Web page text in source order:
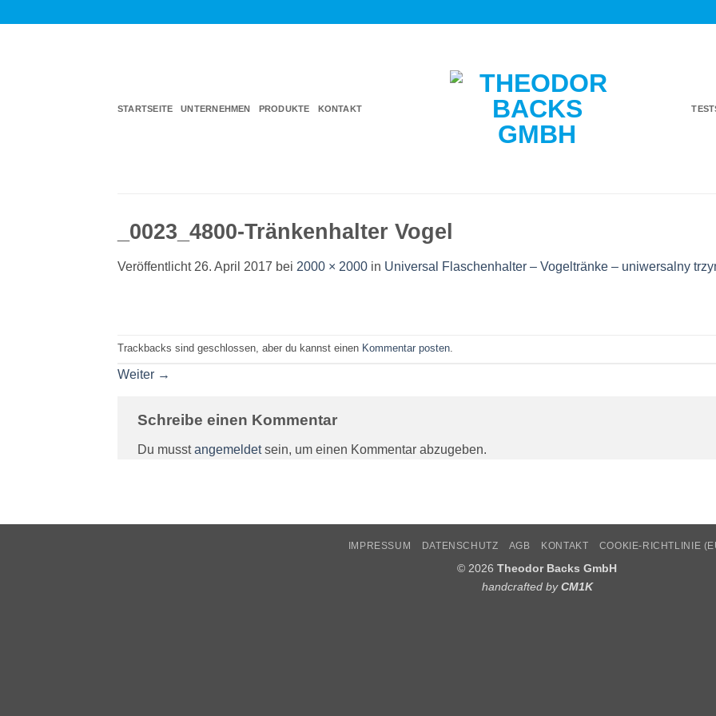
STARTSEITE UNTERNEHMEN PRODUKTE KONTAKT
_0023_4800-Tränkenhalter Vogel
Veröffentlicht 26. April 2017 bei 2000 × 2000 in Universal Flaschenhalter – Vogeltränke – uniwersalny
Trackbacks sind geschlossen, aber du kannst einen Kommentar posten
Weiter →
Schreibe einen Kommentar
Du musstangemeldetsein, um einen Kommentar abzugeben.
IMPRESSUM DATENSCHUTZ AGB KONTAKT COOKIE-RICHTLINIE
© 2026 Theodor Backs GmbH
handcrafted byCM1K